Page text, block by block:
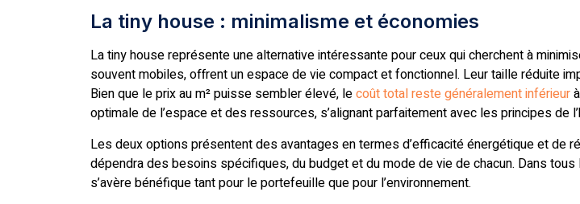
La tiny house : minimalisme et économies
La tiny house représente une alternative intéressante pour ceux qui cherchent à
souvent mobiles, offrent un espace de vie compact et fonctionnel. Leur taille réduite
Bien que le prix au m² puisse sembler élevé, lecoût total reste généralement inférieur
optimale de l’espace et des ressources, s’alignant parfaitement avec les principes de
Les deux options présentent des avantages en termes d’efficacité énergétique et
dépendra des besoins spécifiques, du budget et du mode de vie de chacun. Dans
s’avère bénéfique tant pour le portefeuille que pour l’environnement.